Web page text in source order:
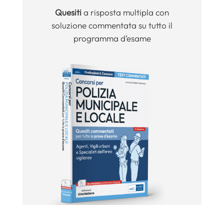
Quesitia risposta multipla con
soluzione commentata su tutto il
programma d’esame